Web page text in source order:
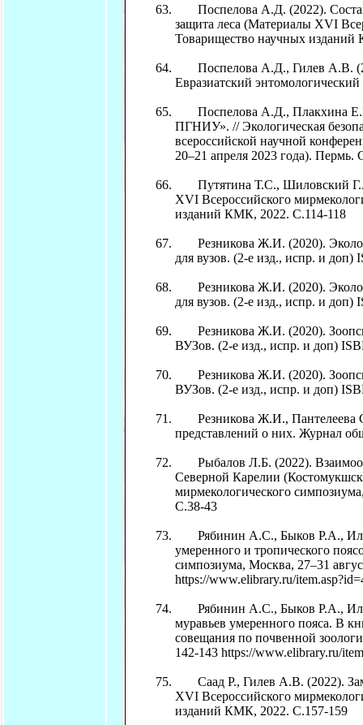
Поспелова А.Д. (2022). Состав
защита леса (Материалы XVI
Товарищество научных
Поспелова А.Д., Гилев А.В.
Евразиатский
Поспелова А.Д., Плакхина Е.В.
ПГНИУ». // Экологическая
всероссийской научной
20–21 апреля 2023 года).
Путятина Т.С., Шиловский Г.А.
XVI Всероссийского
изданий КМК, 2022. С.114-118
Резникова Ж.И. (2020).
для вузов. (2-е изд., испр. и доп)
Резникова Ж.И. (2020).
для вузов. (2-е изд., испр. и доп)
Резникова Ж.И. (2020).
ВУЗов. (2-е изд., испр. и доп)
Резникова Ж.И. (2020).
ВУЗов. (2-е изд., испр. и доп)
Резникова Ж.И., Пантелеева
представлений о них. Журнал
Рыбалов Л.Б. (2022).
Северной Карелии
мирмекологического
С.38-43
Рябинин А.С., Быков Р.А.,
умеренного и тропического
симпозиума, Москва, 27–31
https://www.elibrary.ru/
Рябинин А.С., Быков Р.А.,
муравьев умеренного пояса. В
совещания по почвенной
142-143 https://www.elibrary.ru/
Саад Р., Гилев А.В. (2022).
XVI Всероссийского
изданий КМК, 2022. С.157-159